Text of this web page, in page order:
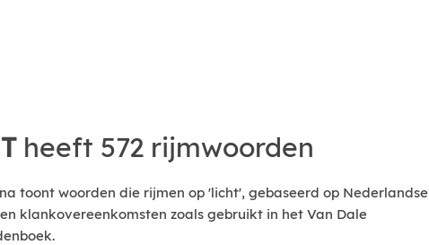
heeft 572 rijmwoorden
toont woorden die rijmen op 'licht', gebaseerd op Nederlandse
klankovereenkomsten zoals gebruikt in het Van Dale